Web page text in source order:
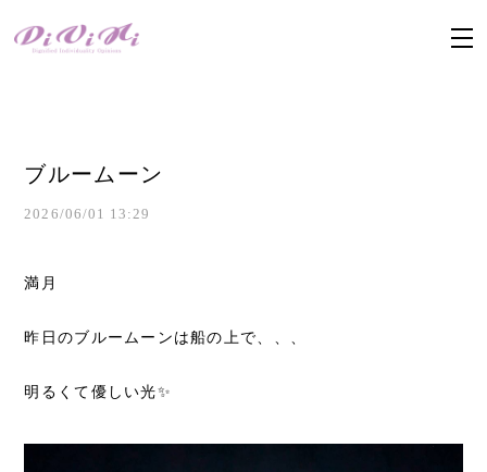
ブルームーン
2026/06/01 13:29
満月
昨日のブルームーンは船の上で、、、
明るくて優しい光✨️